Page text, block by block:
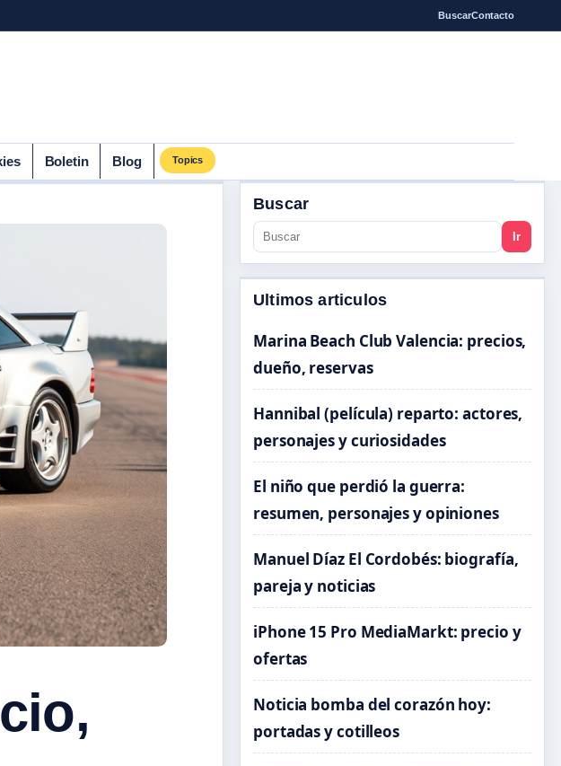
BuscarContacto
Boletin Blog Topics
Buscar
Ir
Ultimos articulos
Marina Beach Club Valencia: precios,
dueño, reservas
Hannibal (película) reparto: actores,
personajes y curiosidades
El niño que perdió la guerra:
resumen, personajes y opiniones
Manuel Díaz El Cordobés: biografía,
pareja y noticias
iPhone 15 Pro MediaMarkt: precio y
ofertas
Noticia bomba del corazón hoy:
portadas y cotilleos